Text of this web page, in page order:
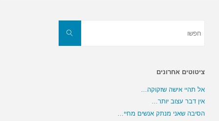
חפשו
ציטוטים אחרונים
אל תהיי אישה שזקוקה…
אין דבר עצוב יותר…
הסיבה שאני מנתק אנשים מחיי…